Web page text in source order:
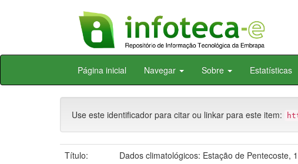
Skip
Página inicial Navegar Sobre Estatísticas
Use este identificador para citar ou linkar para este item:
Título:
Dados climatológicos: Estação de Pentecoste,